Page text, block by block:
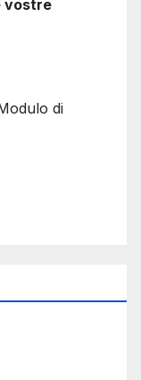
vostre
di